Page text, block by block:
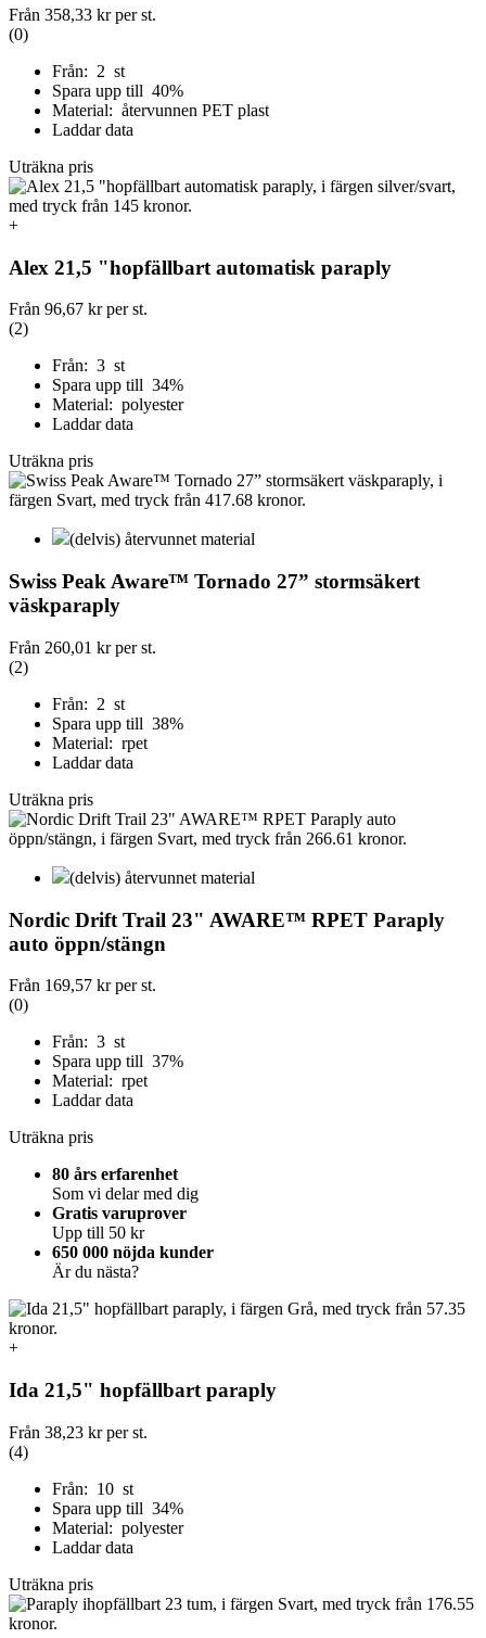
Från 358,33 krper st.
(0)
Från: 2 st
Spara upp till 40%
Material: återvunnen PET plast
Laddar data
Uträkna pris
+
Alex 21,5 "hopfällbart automatisk paraply
Från 96,67 krper st.
(2)
Från: 3 st
Spara upp till 34%
Material: polyester
Laddar data
Uträkna pris
(delvis) återvunnet material
Swiss Peak Aware™ Tornado 27” stormsäkert
väskparaply
Från 260,01 krper st.
(2)
Från: 2 st
Spara upp till 38%
Material: rpet
Laddar data
Uträkna pris
(delvis) återvunnet material
Nordic Drift Trail 23" AWARE™ RPET Paraply
auto öppn/stängn
Från 169,57 krper st.
(0)
Från: 3 st
Spara upp till 37%
Material: rpet
Laddar data
Uträkna pris
80 års erfarenhet
Som vi delar med dig
Gratis varuprover
Upp till 50 kr
650 000 nöjda kunder
Är du nästa?
+
Ida 21,5" hopfällbart paraply
Från 38,23 krper st.
(4)
Från: 10 st
Spara upp till 34%
Material: polyester
Laddar data
Uträkna pris